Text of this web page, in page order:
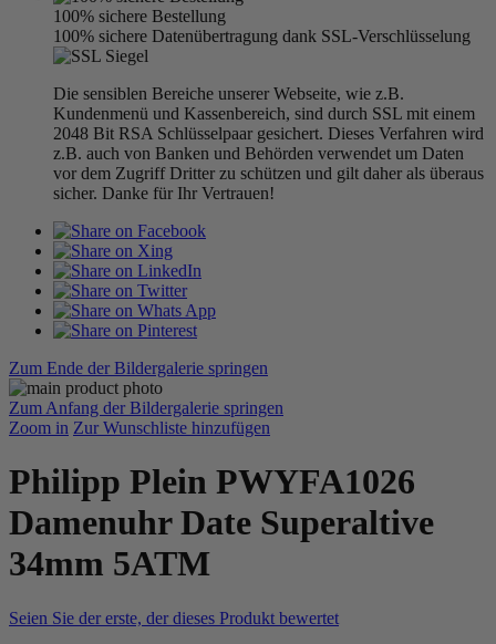
100% sichere Bestellung
100% sichere Datenübertragung dank SSL-Verschlüsselung
Die sensiblen Bereiche unserer Webseite, wie z.B.
Kundenmenü und Kassenbereich, sind durch SSL mit einem
2048 Bit RSA Schlüsselpaar gesichert. Dieses Verfahren wird
z.B. auch von Banken und Behörden verwendet um Daten
vor dem Zugriff Dritter zu schützen und gilt daher als überaus
sicher. Danke für Ihr Vertrauen!
Zum Ende der Bildergalerie springen
Zum Anfang der Bildergalerie springen
Zoom in Zur Wunschliste hinzufügen
Philipp Plein PWYFA1026
Damenuhr Date Superaltive
34mm 5ATM
Seien Sie der erste, der dieses Produkt bewertet